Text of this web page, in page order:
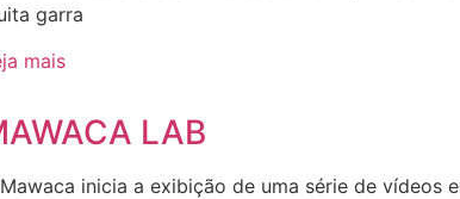
garra
mais
LAB
inicia a exibição de uma série de vídeos